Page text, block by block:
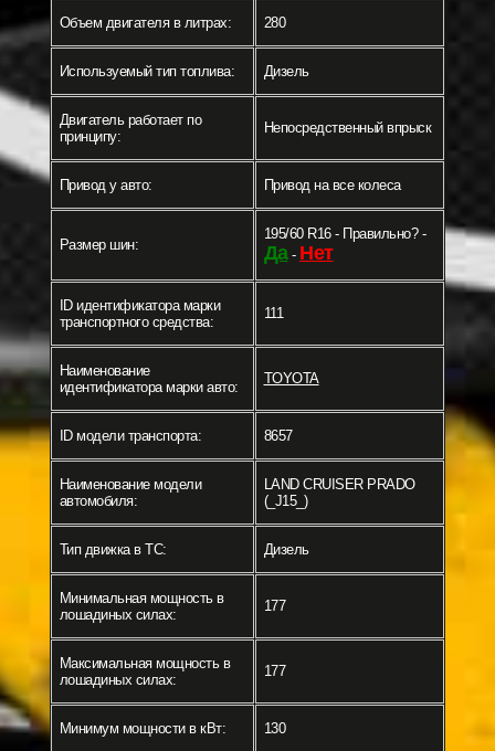
Объем двигателя в литрах: 280
Используемый тип топлива: Дизель
Двигатель работает по
принципу:
Непосредственный впрыск
Привод у авто: Привод на все колеса
Размер шин:
195/60 R16 - Правильно? -
Да- Нет
ID идентификатора марки
транспортного средства:
111
Наименование
идентификатора марки авто:
TOYOTA
ID модели транспорта: 8657
Наименование модели
автомобиля:
LAND CRUISER PRADO
(_J15_)
Тип движка в ТС: Дизель
Минимальная мощность в
лошадиных силах:
177
Максимальная мощность в
лошадиных силах:
177
Минимум мощности в кВт: 130